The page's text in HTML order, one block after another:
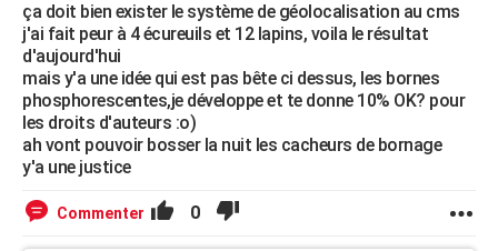
ça doit bien exister le système de géolocalisation au cms
j'ai fait peur à 4 écureuils et 12 lapins, voila le résultat
d'aujourd'hui
mais y'a une idée qui est pas bête ci dessus, les bornes
phosphorescentes,je développe et te donne 10% OK? pour
les droits d'auteurs :o)
ah vont pouvoir bosser la nuit les cacheurs de bornage
y'a une justice
Commenter 0